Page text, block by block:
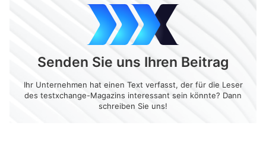
Senden Sie uns Ihren Beitrag
Ihr Unternehmen hat einen Text verfasst, der für die Leser
des testxchange-Magazins interessant sein könnte? Dann
schreiben Sie uns!